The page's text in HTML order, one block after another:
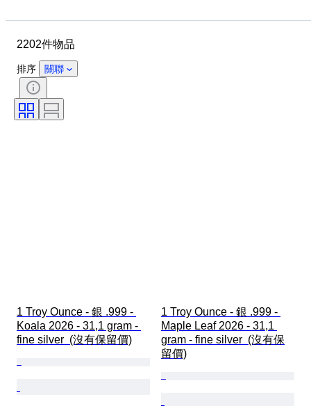
細度
時代
金銀塊重量
2202件物品
排序 關聯
1 Troy Ounce - 銀 .999 -
Koala 2026 - 31,1 gram -
fine silver  (沒有保留價)
1 Troy Ounce - 銀 .999 -
Maple Leaf 2026 - 31,1
gram - fine silver  (沒有保
留價)